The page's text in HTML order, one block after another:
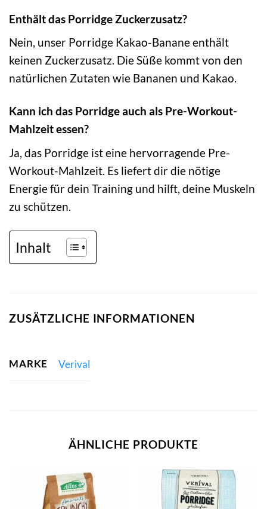
Enthält das Porridge Zuckerzusatz?
Nein, unser Porridge Kakao-Banane enthält
keinen Zuckerzusatz. Die Süße kommt von den
natürlichen Zutaten wie Bananen und Kakao.
Kann ich das Porridge auch als Pre-Workout-
Mahlzeit essen?
Ja, das Porridge ist eine hervorragende Pre-
Workout-Mahlzeit. Es liefert dir die nötige
Energie für dein Training und hilft, deine Muskeln
zu schützen.
Inhalt
ZUSÄTZLICHE INFORMATIONEN
MARKE Verival
ÄHNLICHE PRODUKTE